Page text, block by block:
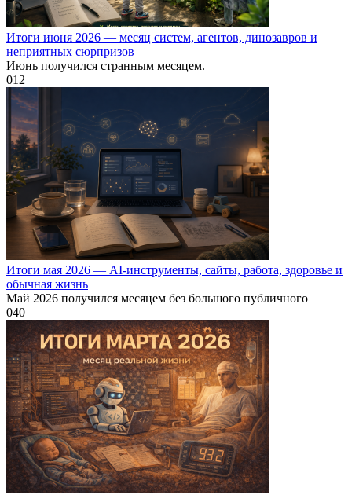
Итоги июня 2026 — месяц систем, агентов, динозавров и
неприятных сюрпризов
Июнь получился странным месяцем.
012
Итоги мая 2026 — AI-инструменты, сайты, работа, здоровье и
обычная жизнь
Май 2026 получился месяцем без большого публичного
040